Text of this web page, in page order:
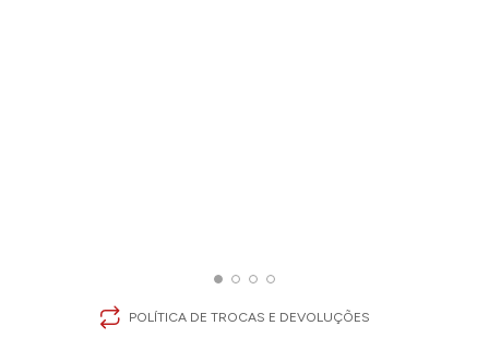
POLÍTICA DE TROCAS E DEVOLUÇÕES